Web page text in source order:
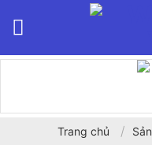
Trang chủ /